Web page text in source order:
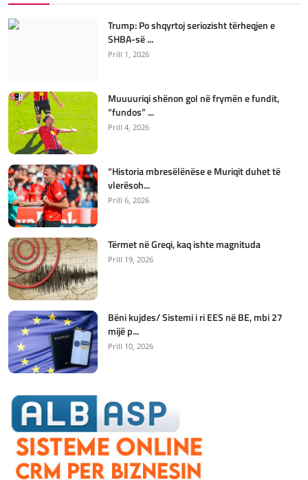
Trump: Po shqyrtoj seriozisht tërheqjen e
SHBA-së ...
Prill 1, 2026
Muuuuriqi shënon gol në frymën e fundit,
“fundos” ...
Prill 4, 2026
“Historia mbresëlënëse e Muriqit duhet të
vlerësoh...
Prill 6, 2026
Tërmet në Greqi, kaq ishte magnituda
Prill 19, 2026
Bëni kujdes/ Sistemi i ri EES në BE, mbi 27
mijë p...
Prill 10, 2026